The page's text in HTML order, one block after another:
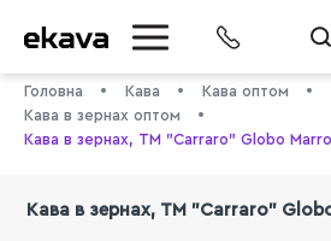
Головна Кава
Кава оптом
Кава в зернах оптом
Кава в зернах, ТМ "Carraro" Globo
Кава в зернах, ТМ "Carraro"